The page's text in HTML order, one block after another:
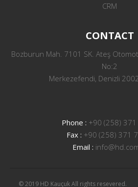
CRM
CONTACT
Bozburun Mah. 7101 SK. Ateş
No:2
Merkezefendi, Denizli
Phone : +90 (258) 371
Fax : +90 (258) 371
Email :
© 2019 HD Kauçuk All rights resevered.